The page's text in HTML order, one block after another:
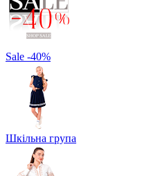
Sale -40%
Шкільна група